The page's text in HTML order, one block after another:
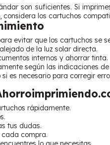
son suficientes. Si
los cartuchos
evitar que los cartuchos se
de la luz solar directa.
internos y ahorrar tinta.
según las indicaciones
es necesario para corregir
rápidamente.
tus dudas.
cada compra.